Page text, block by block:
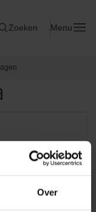
Over
Zoeken Menu